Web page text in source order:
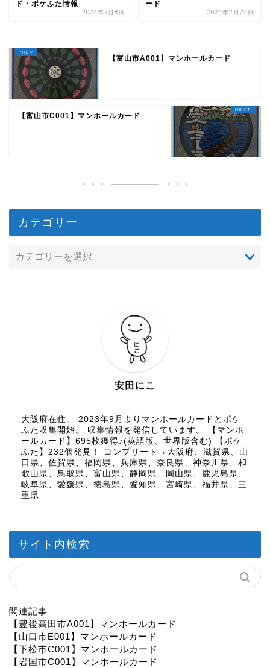
ド・ポケふた情報
2024年7月8日
ード
2024年2月24日
【富山市A001】マンホールカード
【富山市C001】マンホールカード
カテゴリー
安田にこ
大阪府在住。 2023年9月よりマンホールカードとポケ
ふた収集開始。 収集情報を発信しています。 【マンホ
ールカード】695枚獲得♪(英語版、世界版含む) 【ポケ
ふた】232個発見！ コンプリート→大阪府、滋賀県、山
口県、佐賀県、福岡県、兵庫県、奈良県、神奈川県、和
歌山県、鳥取県、富山県、静岡県、岡山県、鹿児島県、
岐阜県、愛媛県、徳島県、愛知県、宮崎県、福井県、三
重県
サイト内検索
関連記事
【豊後高田市A001】マンホールカード
【山口市E001】マンホールカード
【下松市C001】マンホールカード
【岩国市C001】マンホールカード